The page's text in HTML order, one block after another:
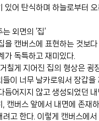
있어 탄식하며 하늘로부터
외면의 ‘집’
을 캔버스에 표현하는 것보
가 독특하고 재미있다.
칠게 지어진 집의 형상은 굉
들이 너무 날카로워서 장갑
듬어지지 않고 생성되었던
, 캔버스 앞에서 내면에 존재
려고 한다. 이렇게 캔버스에